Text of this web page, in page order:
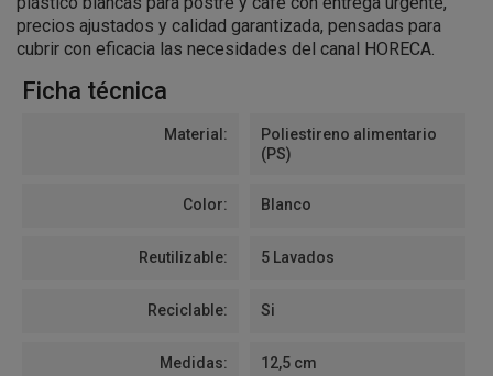
precios ajustados y calidad garantizada, pensadas para
cubrir con eficacia las necesidades del canal HORECA.
Ficha técnica
Material:
Poliestireno alimentario
(PS)
Color: Blanco
Reutilizable: 5 Lavados
Reciclable: Si
Medidas: 12,5 cm